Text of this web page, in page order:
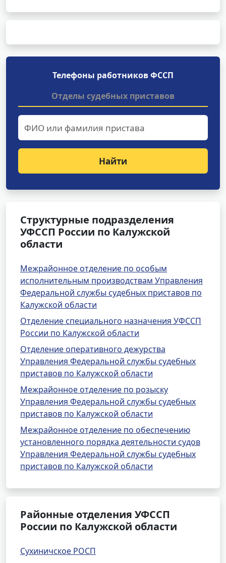
Телефоны работников ФССП
Отделы судебных приставов
Найти
Структурные подразделения
УФССП России по Калужской
области
Межрайонное отделение по особым
исполнительным производствам Управления
Федеральной службы судебных приставов по
Калужской области
Отделение специального назначения УФССП
России по Калужской области
Отделение оперативного дежурства
Управления Федеральной службы судебных
приставов по Калужской области
Межрайонное отделение по розыску
Управления Федеральной службы судебных
приставов по Калужской области
Межрайонное отделение по обеспечению
установленного порядка деятельности судов
Управления Федеральной службы судебных
приставов по Калужской области
Районные отделения УФССП
России по Калужской области
Сухиничское РОСП